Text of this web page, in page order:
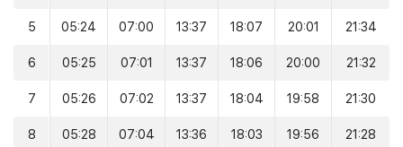
5 05:24 07:00 13:37 18:07 20:01 21:34
6 05:25 07:01 13:37 18:06 20:00 21:32
7 05:26 07:02 13:37 18:04 19:58 21:30
8 05:28 07:04 13:36 18:03 19:56 21:28